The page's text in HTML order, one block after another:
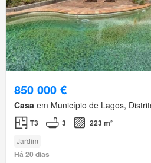
850 000 €
Casa em Município de Lagos,
T3 3 223 m²
Jardim
Há 20 dias